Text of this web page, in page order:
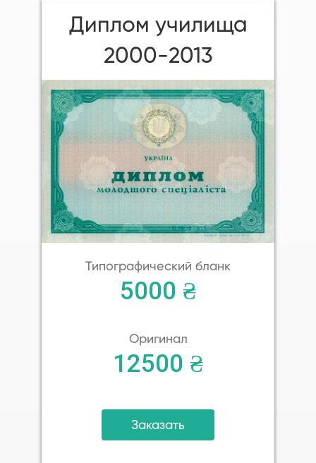
Диплом училища
2000-2013
Типографический бланк
5000 ₴
Оригинал
12500 ₴
Заказать